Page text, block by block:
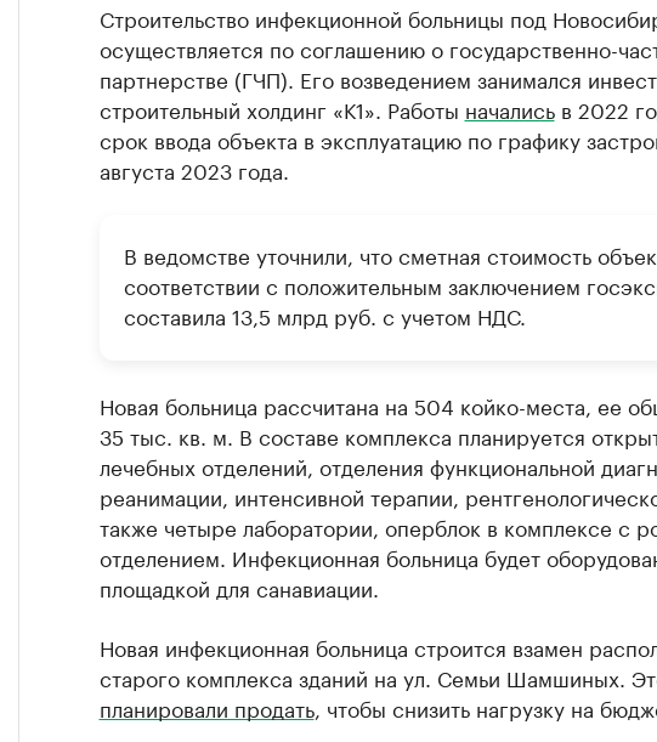
Строительство инфекционной больницы под
осуществляется по соглашению о государственно-
партнерстве (ГЧП). Его возведением занимался
строительный холдинг «К1». Работы началисьв 2022
срок ввода объекта в эксплуатацию по графику
августа 2023 года.
В ведомстве уточнили, что сметная стоимость
соответствии с положительным заключением
составила 13,5 млрд руб. с учетом НДС.
Новая больница рассчитана на 504 койко-места, ее
35 тыс. кв. м. В составе комплекса планируется
лечебных отделений, отделения функциональной
реанимации, интенсивной терапии,
также четыре лаборатории, оперблок в комплексе с
отделением. Инфекционная больница будет
площадкой для санавиации.
Новая инфекционная больница строится взамен
старого комплекса зданий на ул. Семьи Шамшиных.
планировали продать, чтобы снизить нагрузку на